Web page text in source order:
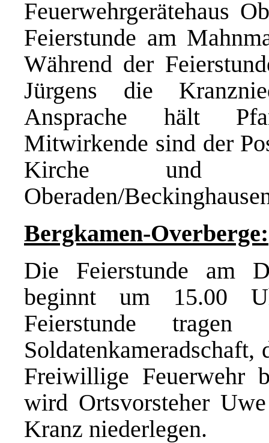
Feuerwehrgerätehaus
Feierstunde am
Während der
Jürgens die
Ansprache hält
Mitwirkende sind der
Kirche und die
Oberaden/
Bergkamen-Overberge:
Die Feierstunde am
beginnt um 15.00
Feierstunde tragen
Soldatenkameradschaft,
Freiwillige Feuerwehr
wird Ortsvorsteher
Kranz niederlegen.